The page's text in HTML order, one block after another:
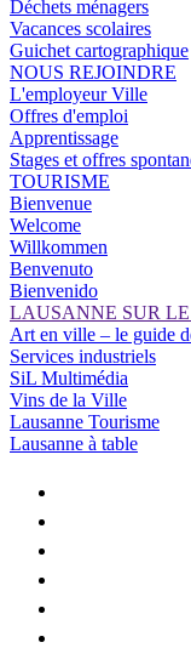
Déchets ménagers
Vacances scolaires
Guichet cartographique
NOUS REJOINDRE
L'employeur Ville
Offres d'emploi
Apprentissage
Stages et offres
TOURISME
Bienvenue
Welcome
Willkommen
Benvenuto
Bienvenido
LAUSANNE SUR
Art en ville – le guide
Services industriels
SiL Multimédia
Vins de la Ville
Lausanne Tourisme
Lausanne à table